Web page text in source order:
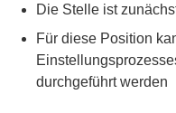
Die Stelle ist
Für diese Position
durchgeführt werden